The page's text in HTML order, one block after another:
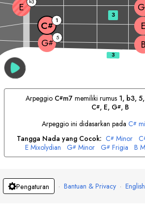
G# 5
B
C# 1 E
E G
3
Arpeggio C#m7 memiliki rumus 1, b3,
C#, E, G#, B
Arpeggio ini didasarkan pada C#
Tangga Nada yang Cocok: C# Minor C
E Mixolydian G# Minor G# Frigia B
Pengaturan · Bantuan & Privacy · English